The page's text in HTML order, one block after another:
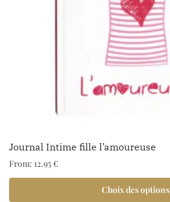
Journal Intime fille l’amoureuse
From: 12.95€
Choix des options